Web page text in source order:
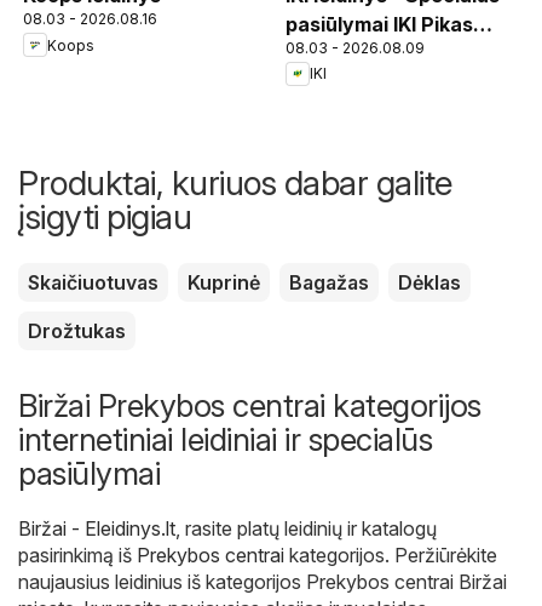
08.03 - 2026.08.16
Koops
pasiūlymai IKI Pikas
parduotuvės klientams
08.03 - 2026.08.09
IKI
Produktai, kuriuos dabar galite
įsigyti pigiau
Skaičiuotuvas Kuprinė Bagažas
Dėklas
Drožtukas
Biržai Prekybos centrai kategorijos
internetiniai leidiniai ir specialūs
pasiūlymai
Biržai - Eleidinys.lt , rasite platų leidinių ir katalogų
pasirinkimą iš Prekybos centrai kategorijos. Peržiūrėkite
naujausius leidinius iš kategorijos Prekybos centrai Biržai